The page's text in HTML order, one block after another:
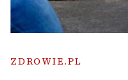
ZDROWIE.PL